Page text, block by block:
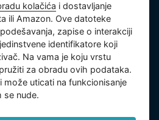
u Opštinskom sudu u Pragu,
broj kompanije:
broj: CZ26150808.
kolačića i dostavljanje
ili Amazon. Ove datoteke
zapise o interakciji
identifikatore koji
Na vama je koju vrstu
za obradu ovih podataka.
može uticati na funkcionisanje
se nude.